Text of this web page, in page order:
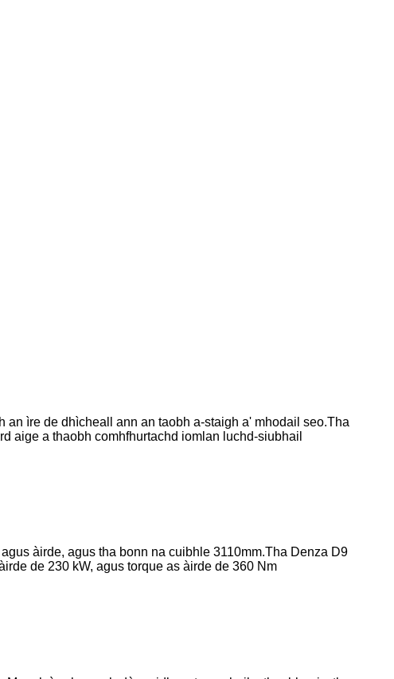
ìre de dhìcheall ann an taobh a-staigh a' mhodail seo.Tha
aige a thaobh comhfhurtachd iomlan luchd-siubhail
àirde, agus tha bonn na cuibhle 3110mm.Tha Denza D9
de 230 kW, agus torque as àirde de 360 ​​Nm